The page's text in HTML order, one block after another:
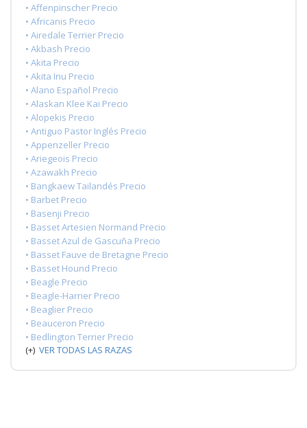
• Affenpinscher Precio
• Africanis Precio
• Airedale Terrier Precio
• Akbash Precio
• Akita Precio
• Akita Inu Precio
• Alano Español Precio
• Alaskan Klee Kai Precio
• Alopekis Precio
• Antiguo Pastor Inglés Precio
• Appenzeller Precio
• Ariegeois Precio
• Azawakh Precio
• Bangkaew Tailandés Precio
• Barbet Precio
• Basenji Precio
• Basset Artesien Normand Precio
• Basset Azul de Gascuña Precio
• Basset Fauve de Bretagne Precio
• Basset Hound Precio
• Beagle Precio
• Beagle-Harrier Precio
• Beaglier Precio
• Beauceron Precio
• Bedlington Terrier Precio
(+) VER TODAS LAS RAZAS